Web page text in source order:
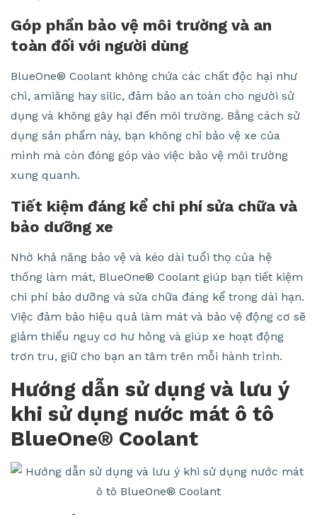
Góp phần bảo vệ môi trường và an
toàn đối với người dùng
BlueOne® Coolant không chứa các chất độc hại như
chì, amiăng hay silic, đảm bảo an toàn cho người sử
dụng và không gây hại đến môi trường. Bằng cách sử
dụng sản phẩm này, bạn không chỉ bảo vệ xe của
mình mà còn đóng góp vào việc bảo vệ môi trường
xung quanh.
Tiết kiệm đáng kể chi phí sửa chữa và
bảo dưỡng xe
Nhờ khả năng bảo vệ và kéo dài tuổi thọ của hệ
thống làm mát, BlueOne® Coolant giúp bạn tiết kiệm
chi phí bảo dưỡng và sửa chữa đáng kể trong dài hạn.
Việc đảm bảo hiệu quả làm mát và bảo vệ động cơ sẽ
giảm thiểu nguy cơ hư hỏng và giúp xe hoạt động
trơn tru, giữ cho bạn an tâm trên mỗi hành trình.
Hướng dẫn sử dụng và lưu ý
khi sử dụng nước mát ô tô
BlueOne® Coolant